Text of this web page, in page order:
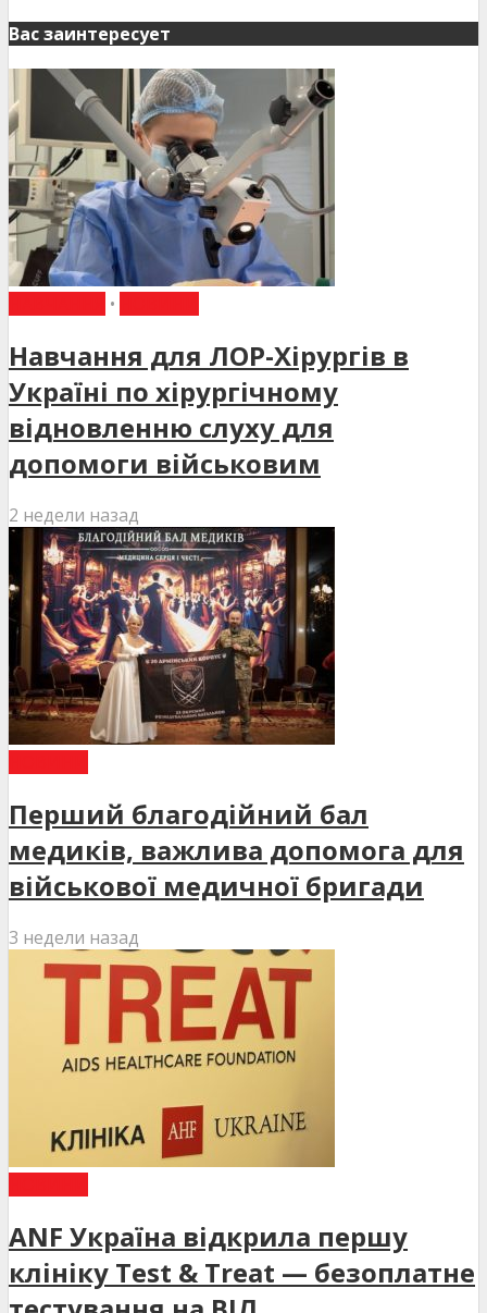
Вас заинтересует
•
Навчання для ЛОР-Хірургів в
Україні по хірургічному
відновленню слуху для
допомоги військовим
2 недели назад
Перший благодійний бал
медиків, важлива допомога для
військової медичної бригади
3 недели назад
ANF Україна відкрила першу
клініку Test & Treat — безоплатне